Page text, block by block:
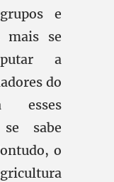
e
mais se
a
do
esses
se sabe
o